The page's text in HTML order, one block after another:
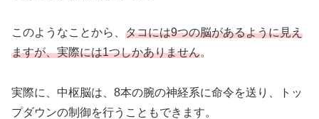
このようなことから、 タコには9つの脳があるように見え
ますが、実際には1つしかありません。
実際に、中枢脳は、8本の腕の神経系に命令を送り、トッ
プダウンの制御を行うこともできます。